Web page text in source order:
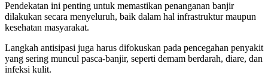
Pendekatan ini penting untuk memastikan penanganan banjir
dilakukan secara menyeluruh, baik dalam hal infrastruktur maupun
kesehatan masyarakat.
Langkah antisipasi juga harus difokuskan pada pencegahan penyakit
yang sering muncul pasca-banjir, seperti demam berdarah, diare, dan
infeksi kulit.